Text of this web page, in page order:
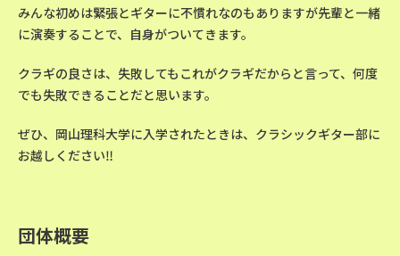
みんな初めは緊張とギターに不慣れなのもありますが先輩と一緒
に演奏することで、自身がついてきます。
クラギの良さは、失敗してもこれがクラギだからと言って、何度
でも失敗できることだと思います。
ぜひ、岡山理科大学に入学されたときは、クラシックギター部に
お越しください‼
団体概要